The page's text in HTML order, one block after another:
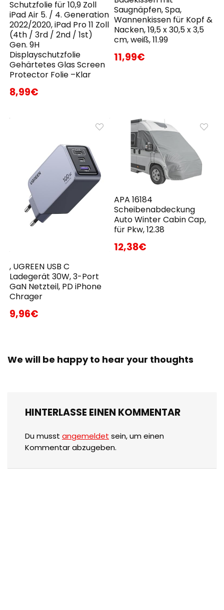
Schutzfolie für 10,9 Zoll
iPad Air 5. / 4. Generation
2022/2020, iPad Pro 11 Zoll
(4th / 3rd / 2nd / 1st)
Gen. 9H
Displayschutzfolie
Gehärtetes Glas Screen
Protector Folie –Klar
8,99€
Saugnäpfen, Spa,
Wannenkissen für Kopf &
Nacken, 19,5 x 30,5 x 3,5
cm, weiß, 11.99
11,99€
, UGREEN USB C
Ladegerät 30W, 3-Port
GaN Netzteil, PD iPhone
Chrager
9,96€
APA 16184
Scheibenabdeckung
Auto Winter Cabin Cap,
für Pkw, 12.38
12,38€
We will be happy to hear your thoughts
HINTERLASSE EINEN KOMMENTAR
Du musst angemeldet sein, um einen
Kommentar abzugeben.